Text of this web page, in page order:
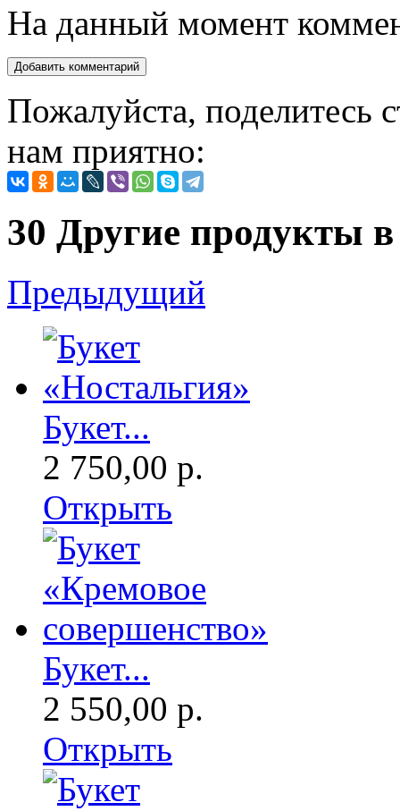
На данный момент
Пожалуйста, поделитесь
нам приятно:
30 Другие продукты
Предыдущий
Букет...
2 750,00 р.
Открыть
Букет...
2 550,00 р.
Открыть